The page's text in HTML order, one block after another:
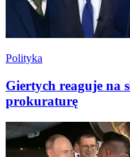
Polityka
Giertych reaguje na
prokuraturę